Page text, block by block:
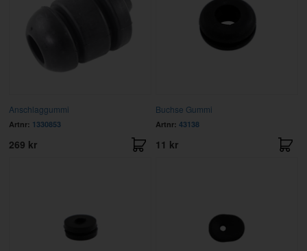
Anschlaggummi
Artnr: 1330853
269 kr
Buchse Gummi
Artnr: 43138
11 kr